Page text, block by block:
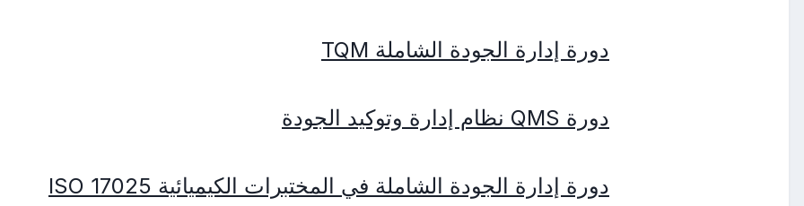
دورة إدارة الجودة الشاملة TQM
دورة QMS نظام إدارة وتوكيد الجودة
دورة إدارة الجودة الشاملة في المختبرات الكيميائية ISO 17025